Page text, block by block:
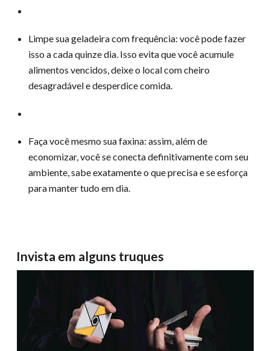
Limpe sua geladeira com frequência: você pode fazer
isso a cada quinze dia. Isso evita que você acumule
alimentos vencidos, deixe o local com cheiro
desagradável e desperdice comida.
Faça você mesmo sua faxina: assim, além de
economizar, você se conecta definitivamente com seu
ambiente, sabe exatamente o que precisa e se esforça
para manter tudo em dia.
Invista em alguns truques